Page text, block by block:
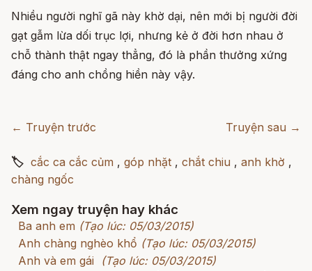
Nhiều người nghĩ gã này khờ dại, nên mới bị người đời
gạt gẫm lừa dối trục lợi, nhưng kẻ ở đời hơn nhau ở
chỗ thành thật ngay thẳng, đó là phần thưởng xứng
đáng cho anh chồng hiền này vậy.
← Truyện trước Truyện sau →
🏷 cắc ca cắc củm , góp nhặt , chắt chiu , anh khờ ,
chàng ngốc
Xem ngay truyện hay khác
Ba anh em (Tạo lúc: 05/03/2015)
Anh chàng nghèo khổ (Tạo lúc: 05/03/2015)
Anh và em gái
(Tạo lúc: 05/03/2015)